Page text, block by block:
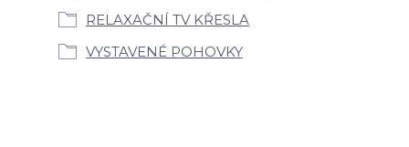
RELAXAČNÍ TV KŘESLA
VYSTAVENÉ POHOVKY